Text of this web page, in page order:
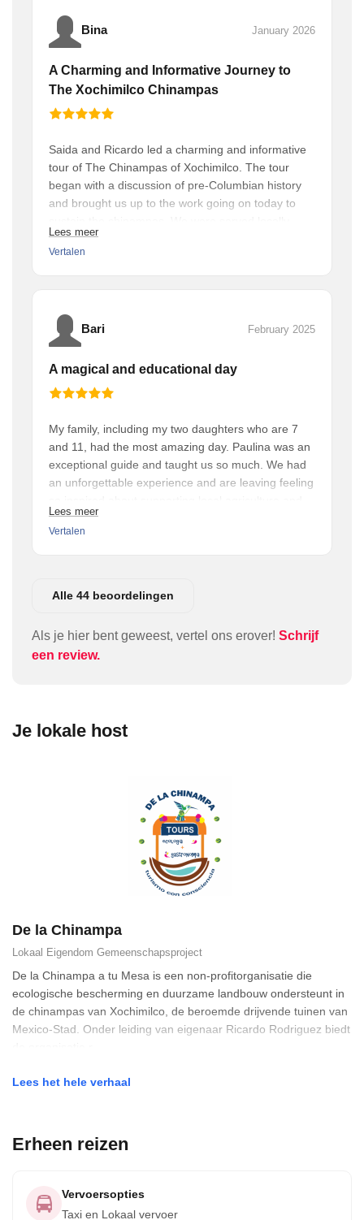
Bina January 2026
A Charming and Informative Journey to
The Xochimilco Chinampas
Saida and Ricardo led a charming and informative
tour of The Chinampas of Xochimilco. The tour
began with a discussion of pre-Columbian history
and brought us up to the work going on today to
sourced food on the trajinera along with a tamarind
drink and Mexican coffee. We also made a stop at
experience that left us with a deeper understanding
of Mexico City’s past and present. B & J
Lees meer
Vertalen
Bari February 2025
A magical and educational day
My family, including my two daughters who are 7
and 11, had the most amazing day. Paulina was an
exceptional guide and taught us so much. We had
an unforgettable experience and are leaving feeling
local farmers.
Lees meer
Vertalen
Alle 44 beoordelingen
Als je hier bent geweest, vertel ons erover! Schrijf
een review.
Je lokale host
De la Chinampa
Lokaal Eigendom Gemeenschapsproject
De la Chinampa a tu Mesa is een non-profitorganisatie die
ecologische bescherming en duurzame landbouw ondersteunt in
de chinampas van Xochimilco, de beroemde drijvende tuinen van
Mexico-Stad. Onder leiding van eigenaar Ricardo Rodriguez biedt
Lees het hele verhaal
Erheen reizen
Vervoersopties
Taxi en Lokaal vervoer